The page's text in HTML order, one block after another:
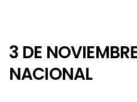
3 DE
NACIONAL